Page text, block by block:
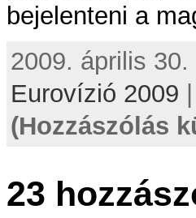
bejelenteni a
2009. április
Eurovízió 2009
(Hozzászólás
23